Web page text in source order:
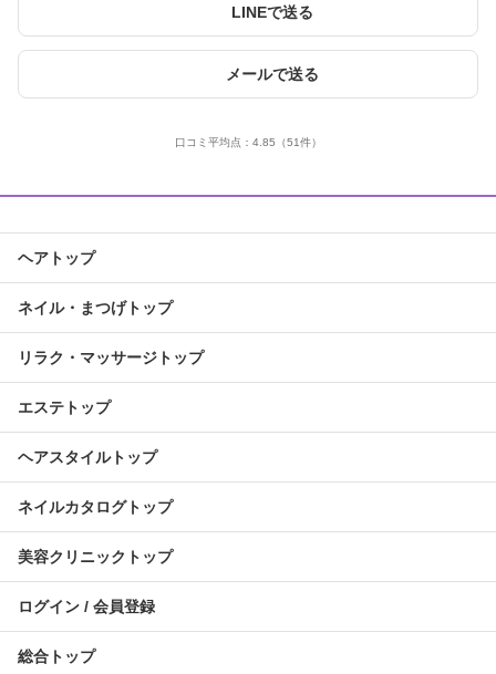
LINEで送る
メールで送る
口コミ平均点： 4.85 （51件）
ヘアトップ
ネイル・まつげトップ
リラク・マッサージトップ
エステトップ
ヘアスタイルトップ
ネイルカタログトップ
美容クリニックトップ
ログイン / 会員登録
総合トップ